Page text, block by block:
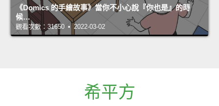
《Domics 的手繪故事》當你不小心說『你也是』的時
候…
觀看次數：31650 • 2022-03-02
希平方